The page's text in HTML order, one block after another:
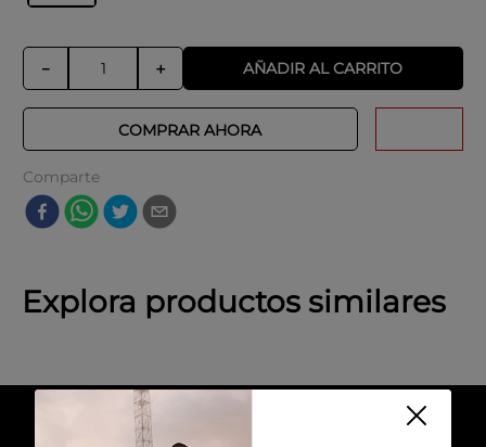
＋
－ AÑADIR AL CARRITO
COMPRAR AHORA
Comparte
Explora productos similares